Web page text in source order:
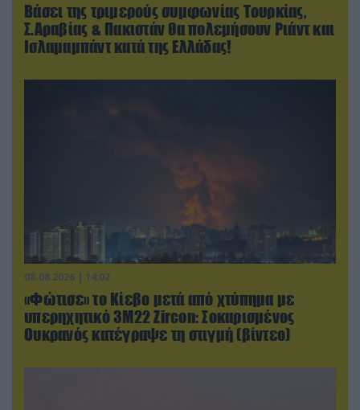
Βάσει της τριμερούς συμφωνίας Τουρκίας,
Σ.Αραβίας & Πακιστάν θα πολεμήσουν Ριάντ και
Ισλαμαμπάντ κατά της Ελλάδας!
08.08.2026 | 14:02
«Φώτισε» το Κίεβο μετά από χτύπημα με
υπερηχητικό 3M22 Zircon: Σοκαρισμένος
Ουκρανός κατέγραψε τη στιγμή (βίντεο)